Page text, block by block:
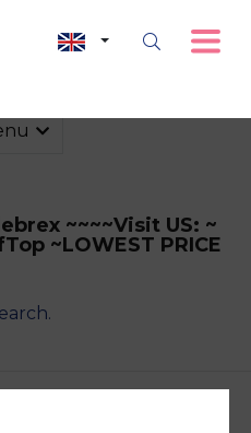
~~~~Visit US: ~
~LOWEST PRICE